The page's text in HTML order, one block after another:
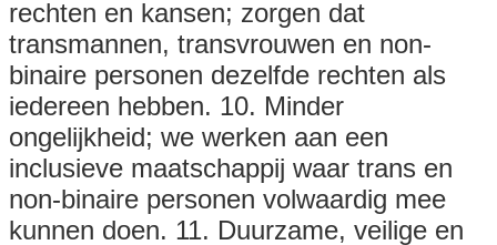
rechten en kansen; zorgen dat
transmannen, transvrouwen en non-
binaire personen dezelfde rechten als
iedereen hebben. 10. Minder
ongelijkheid; we werken aan een
inclusieve maatschappij waar trans en
non-binaire personen volwaardig mee
kunnen doen. 11. Duurzame, veilige en